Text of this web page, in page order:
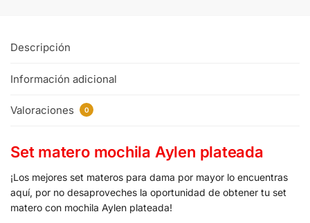
Descripción
Información adicional
Valoraciones 0
Set matero mochila Aylen plateada
¡Los mejores set materos para dama por mayor lo encuentras
aquí, por no desaproveches la oportunidad de obtener tu set
matero con mochila Aylen plateada!